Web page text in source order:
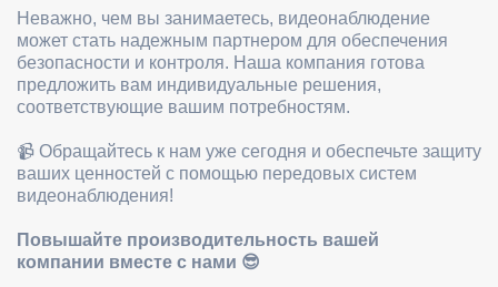
Неважно, чем вы занимаетесь, видеонаблюдение
может стать надежным партнером для обеспечения
безопасности и контроля. Наша компания готова
предложить вам индивидуальные решения,
соответствующие вашим потребностям.
📹 Обращайтесь к нам уже сегодня и обеспечьте защиту
ваших ценностей с помощью передовых систем
видеонаблюдения!
Повышайте производительность вашей
компании вместе с нами 😎